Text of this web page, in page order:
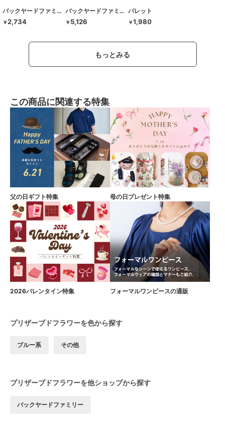
バックヤードファミリー
￥2,734
バックヤードファミリー
￥ 5,126
パレット
￥1,980
もっとみる
この商品に関連する特集
父の日ギフト特集 母の日プレゼント特集
2026バレンタイン特集 フォーマルワンピースの通販
プリザーブドフラワーを色から探す
ブルー系 その他
プリザーブドフラワーを他ショップから探す
バックヤードファミリー